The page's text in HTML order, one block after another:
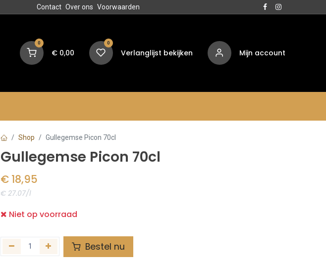
Contact Over ons Voorwaarden
0
€ 0,00
0
Verlanglijst bekijken Mijn account
Shop Gullegemse Picon 70cl
Gullegemse Picon 70cl
€ 18,95
€ 27.07/l
Niet op voorraad
Bestel nu